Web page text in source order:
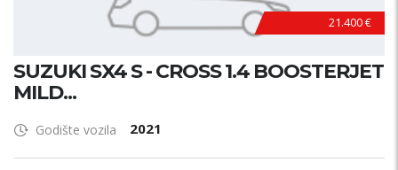
21.400 €
SUZUKI SX4 S - CROSS 1.4 BOOSTERJET
MILD...
Godište vozila 2021